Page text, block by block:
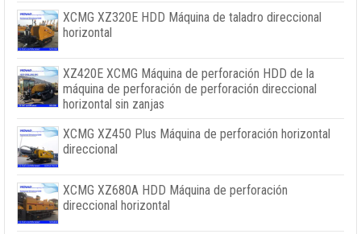
XCMG XZ320E HDD Máquina de taladro direccional
horizontal
XZ420E XCMG Máquina de perforación HDD de la
máquina de perforación de perforación direccional
horizontal sin zanjas
XCMG XZ450 Plus Máquina de perforación horizontal
direccional
XCMG XZ680A HDD Máquina de perforación
direccional horizontal